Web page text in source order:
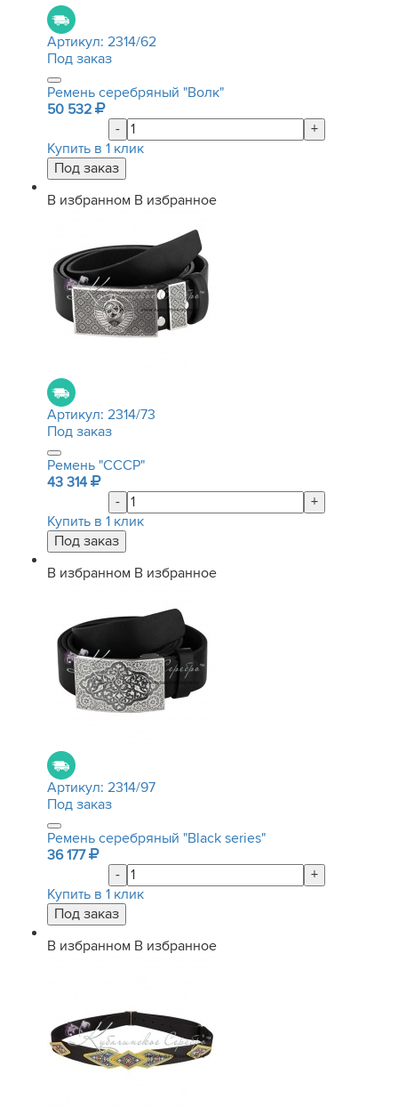
Артикул: 2314/62
Под заказ
Ремень серебряный "Волк"
50 532
-
+
Купить в 1 клик
В избранном В избранное
Артикул: 2314/73
Под заказ
Ремень "СССР"
43 314
-
+
Купить в 1 клик
В избранном В избранное
Артикул: 2314/97
Под заказ
Ремень серебряный "Black series"
36 177
-
+
Купить в 1 клик
В избранном В избранное